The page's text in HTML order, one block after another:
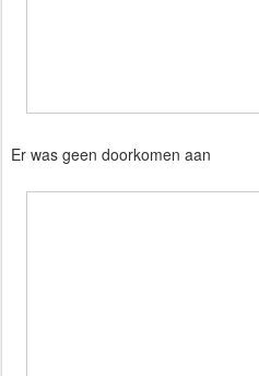
Er was geen doorkomen aan